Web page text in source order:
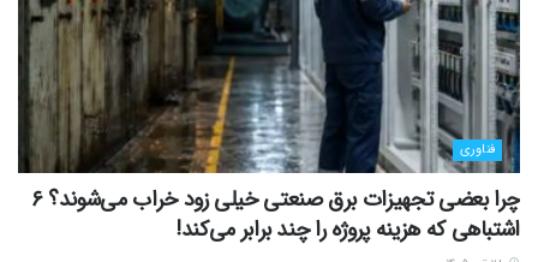
فناوری
چرا بعضی تجهیزات برق صنعتی خیلی زود خراب می‌شوند؟ ۶
اشتباهی که هزینه پروژه را چند برابر می‌کند!